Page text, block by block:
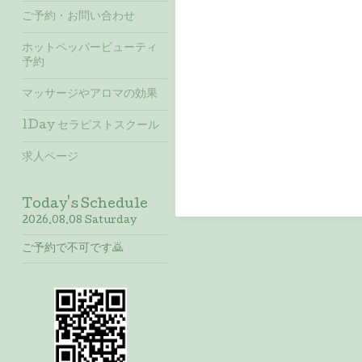
ご予約・お問い合わせ
ホットペッパービューティ
予約
マッサージやアロマの効果
1Day セラピストスクール
求人ページ
Today's Schedule
2026.08.08 Saturday
ご予約で不可です🙇